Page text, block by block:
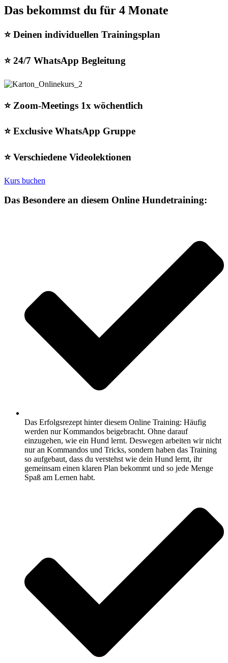
Das bekommst du für 4 Monate
⭐️ Deinen individuellen Trainingsplan
⭐️ 24/7 WhatsApp Begleitung
⭐️ Zoom-Meetings 1x wöchentlich
⭐️ Exclusive WhatsApp Gruppe
⭐️ Verschiedene Videolektionen
Kurs buchen
Das Besondere an diesem Online Hundetraining:
Das Erfolgsrezept hinter diesem Online Training: Häufig
werden nur Kommandos beigebracht. Ohne darauf
einzugehen, wie ein Hund lernt. Deswegen arbeiten wir nicht
nur an Kommandos und Tricks, sondern haben das Training
so aufgebaut, dass du verstehst wie dein Hund lernt, ihr
gemeinsam einen klaren Plan bekommt und so jede Menge
Spaß am Lernen habt.